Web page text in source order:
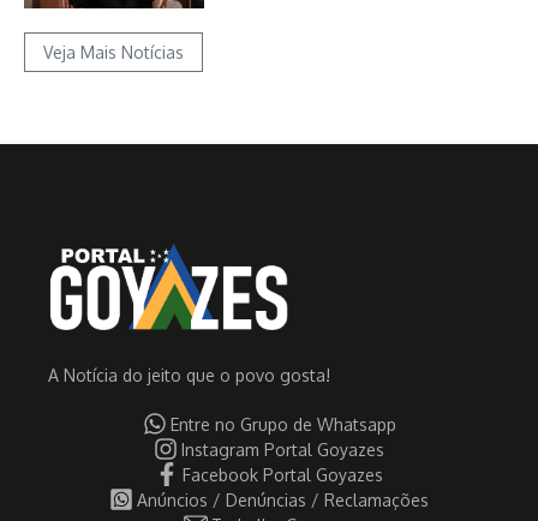
Veja Mais Notícias
A Notícia do jeito que o povo gosta!
Entre no Grupo de Whatsapp
Instagram Portal Goyazes
Facebook Portal Goyazes
Anúncios / Denúncias / Reclamações